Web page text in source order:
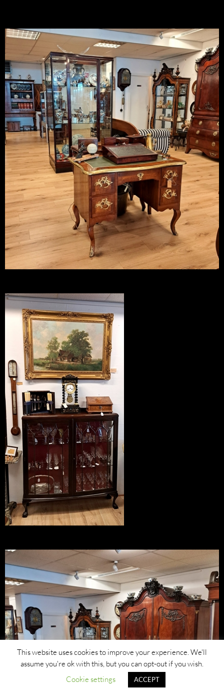
This website uses cookies to improve your experience. We'll
assume you're ok with this, but you can opt-out if you wish.
Cookie settings
ACCEPT